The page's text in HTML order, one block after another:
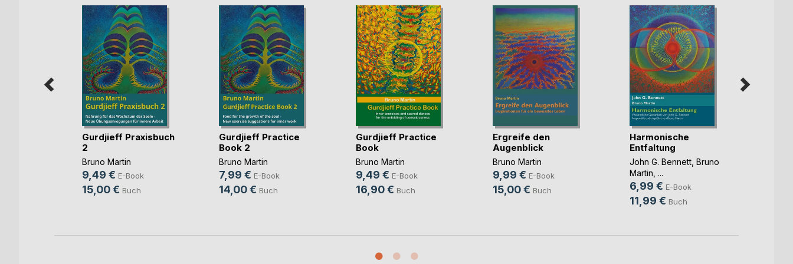
Gurdjieff Praxisbuch
2
Bruno Martin
9,49 € E-Book
15,00 € Buch
Gurdjieff Practice
Book 2
Bruno Martin
7,99 € E-Book
14,00 € Buch
Gurdjieff Practice
Book
Bruno Martin
9,49 € E-Book
16,90 € Buch
Ergreife den
Augenblick
Bruno Martin
9,99 € E-Book
15,00 € Buch
Harmonische
Entfaltung
John G. Bennett, Bruno
Martin , ...
6,99 € E-Book
11,99 € Buch